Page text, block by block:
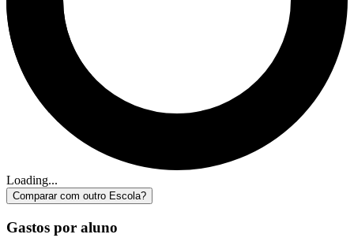
Loading...
Comparar com outro Escola?
Gastos por aluno